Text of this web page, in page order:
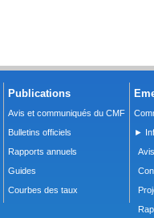
Publications
Avis et communiqués du CMF
Bulletins officiels
Rapports annuels
Guides
Courbes des taux
►